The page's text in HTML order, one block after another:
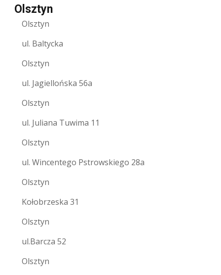
Olsztyn
Olsztyn
ul. Baltycka
Olsztyn
ul. Jagiellońska 56a
Olsztyn
ul. Juliana Tuwima 11
Olsztyn
ul. Wincentego Pstrowskiego 28a
Olsztyn
Kołobrzeska 31
Olsztyn
ul.Barcza 52
Olsztyn